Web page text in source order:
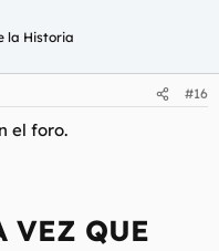
la Historia
#16
el foro.
VEZ QUE